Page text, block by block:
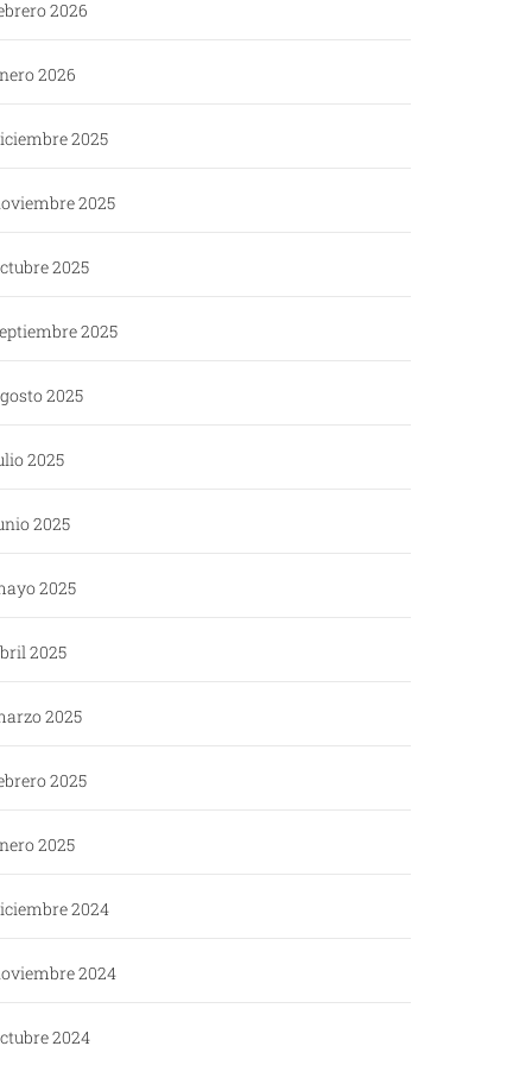
2026
2026
2025
2025
2025
2025
2025
2025
2025
2025
2025
2025
2025
2025
2024
2024
2024